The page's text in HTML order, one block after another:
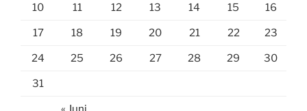
10 11 12 13 14 15 16
17 18 19 20 21 22 23
24 25 26 27 28 29 30
31